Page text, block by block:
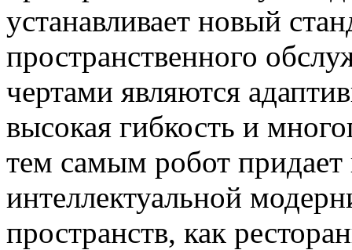
устанавливает новый
пространственного
чертами являются
высокая гибкость и
тем самым робот
интеллектуальной
пространств, как